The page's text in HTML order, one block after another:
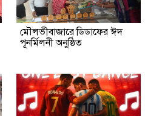
মৌলভীবাজারে ডিডাফের ঈদ
পূনর্মিলনী অনুষ্ঠিত